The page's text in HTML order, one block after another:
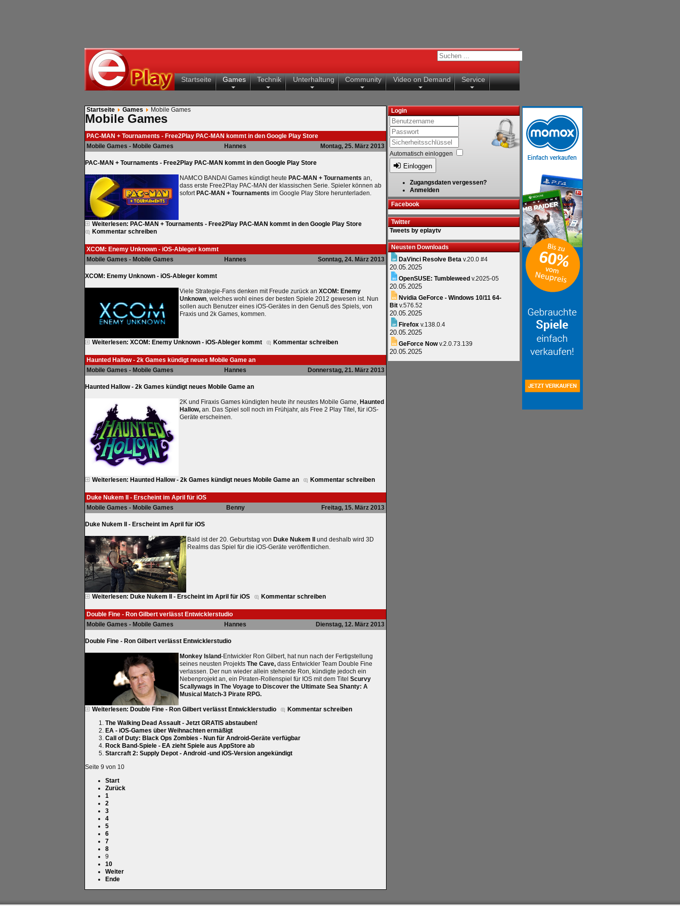
Startseite Games Technik Unterhaltung Community Video on Demand Service
Startseite Games Mobile Games
Mobile Games
PAC-MAN + Tournaments - Free2Play PAC-MAN kommt in den Google Play Store
Mobile Games - Mobile Games
Hannes Montag, 25. März 2013
PAC-MAN + Tournaments - Free2Play PAC-MAN kommt in den Google Play Store
NAMCO BANDAI Games kündigt heute PAC-MAN + Tournaments an,
dass erste Free2Play PAC-MAN der klassischen Serie. Spieler können ab
sofortPAC-MAN + Tournaments im Google Play Store herunterladen.
Weiterlesen: PAC-MAN + Tournaments - Free2Play PAC-MAN kommt in den Google Play Store
Kommentar schreiben
XCOM: Enemy Unknown - iOS-Ableger kommt
Mobile Games - Mobile Games
Hannes Sonntag, 24. März 2013
XCOM: Enemy Unknown - iOS-Ableger kommt
Viele Strategie-Fans denken mit Freude zurück an XCOM: Enemy
Unknown , welches wohl eines der besten Spiele 2012 gewesen ist. Nun
sollen auch Benutzer eines iOS-Gerätes in den Genuß des Spiels, von
Fraxis und 2k Games, kommen.
Weiterlesen: XCOM: Enemy Unknown - iOS-Ableger kommt Kommentar schreiben
Haunted Hallow - 2k Games kündigt neues Mobile Game an
Mobile Games - Mobile Games
Hannes Donnerstag, 21. März 2013
Haunted Hallow - 2k Games kündigt neues Mobile Game an
2K und Firaxis Games kündigten heute ihr neustes Mobile Game, Haunted
Hallow, an. Das Spiel soll noch im Frühjahr, als Free 2 Play Titel, für iOS-
Geräte erscheinen.
Weiterlesen: Haunted Hallow - 2k Games kündigt neues Mobile Game an Kommentar schreiben
Duke Nukem II - Erscheint im April für iOS
Mobile Games - Mobile Games
Benny Freitag, 15. März 2013
Duke Nukem II - Erscheint im April für iOS
Bald ist der 20. Geburtstag von Duke Nukem II und deshalb wird 3D
Realms das Spiel für die iOS-Geräte veröffentlichen.
Weiterlesen: Duke Nukem II - Erscheint im April für iOS Kommentar schreiben
Double Fine - Ron Gilbert verlässt Entwicklerstudio
Mobile Games - Mobile Games
Hannes Dienstag, 12. März 2013
Double Fine - Ron Gilbert verlässt Entwicklerstudio
Monkey Island-Entwickler Ron Gilbert, hat nun nach der Fertigstellung
seines neusten Projekts The Cave, dass Entwickler Team Double Fine
verlassen. Der nun wieder allein stehende Ron, kündigte jedoch ein
Nebenprojekt an, ein Piraten-Rollenspiel für IOS mit dem Titel Scurvy
Scallywags in The Voyage to Discover the Ultimate Sea Shanty: A
Musical Match-3 Pirate RPG.
Weiterlesen: Double Fine - Ron Gilbert verlässt Entwicklerstudio
Kommentar schreiben
The Walking Dead Assault - Jetzt GRATIS abstauben!
EA - iOS-Games über Weihnachten ermäßigt
Call of Duty: Black Ops Zombies - Nun für Android-Geräte verfügbar
Rock Band-Spiele - EA zieht Spiele aus AppStore ab
Starcraft 2: Supply Depot - Android -und iOS-Version angekündigt
Seite 9 von 10
Start
Zurück
1
2
3
4
5
6
7
8
9
10
Weiter
Ende
Login
Automatisch einloggen
Einloggen
Zugangsdaten vergessen?
Anmelden
Facebook
Twitter
Tweets by eplaytv
Neusten Downloads
DaVinci Resolve Beta v.20.0 #4
20.05.2025
OpenSUSE: Tumbleweed v.2025-05
20.05.2025
Nvidia GeForce - Windows 10/11 64-
Bit v.576.52
20.05.2025
Firefox v.138.0.4
20.05.2025
GeForce Nowv.2.0.73.139
20.05.2025